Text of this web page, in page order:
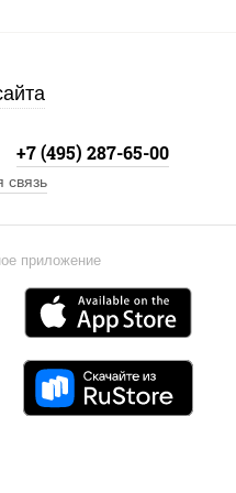
приложение
+7 (495) 287-65-00
связь